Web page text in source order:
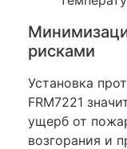
рисками
Установка
FRM7221
ущерб от
возгорания и